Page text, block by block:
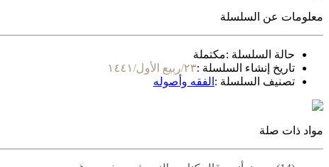
معلومات عن السلسلة
حالة السلسلة :مكتملة
تاريخ إنشاء السلسلة :٢٣/ربيع الأول/١٤٤١
تصنيف السلسلة : الفقه وأصوله
مواد ذات صلة